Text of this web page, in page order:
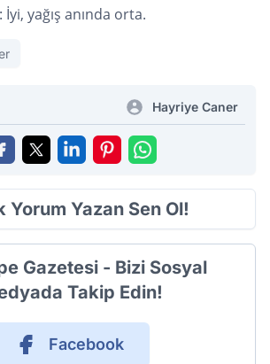
yağış anında orta.
Hayriye Caner
Yorum Yazan Sen Ol!
Gazetesi - Bizi Sosyal
Takip Edin!
Facebook